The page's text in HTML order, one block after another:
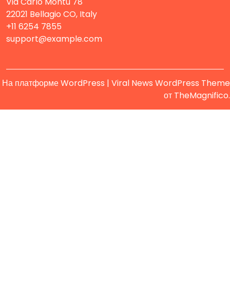
22021 Bellagio CO, Italy
+11 6254 7855
support@example.com
На платформе WordPress | Viral News WordPress Theme
от TheMagnifico.